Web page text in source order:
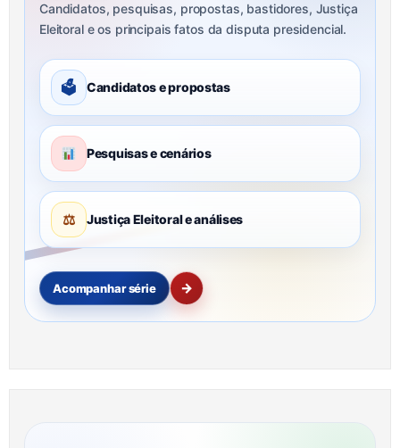
Candidatos, pesquisas, propostas, bastidores, Justiça
Eleitoral e os principais fatos da disputa presidencial.
🗳 Candidatos e propostas
Pesquisas e cenários
⚖ Justiça Eleitoral e análises
Acompanhar série →